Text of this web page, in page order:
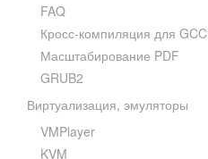
FAQ
Кросс-компиляция для GCC
Масштабирование PDF
GRUB2
Виртуализация, эмуляторы
VMPlayer
KVM